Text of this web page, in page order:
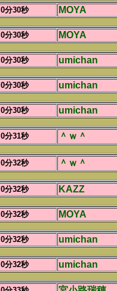
0分30秒 MOYA
0分30秒 MOYA
0分30秒 umichan
0分30秒 umichan
0分30秒 umichan
0分31秒 ＾ｗ＾
0分32秒 ＾ｗ＾
0分32秒 KAZZ
0分32秒 MOYA
0分32秒 umichan
0分32秒 umichan